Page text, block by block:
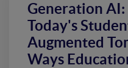
Generation
Today's
Augmented
Ways